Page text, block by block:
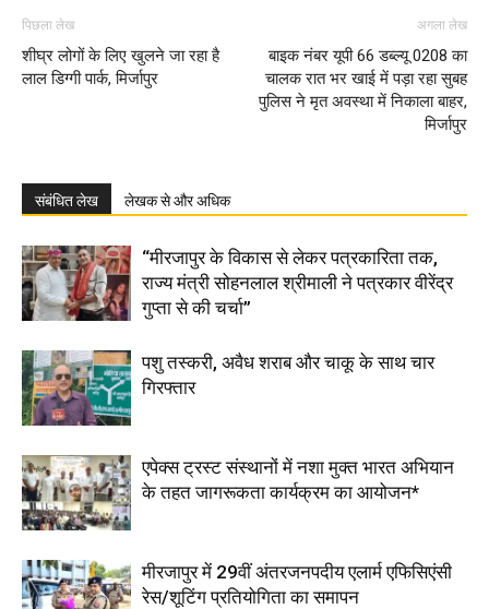
पिछला लेख
शीघ्र लोगों के लिए खुलने जा रहा है
लाल डिग्गी पार्क, मिर्जापुर
अगला लेख
बाइक नंबर यूपी 66 डब्ल्यू 0208 का
चालक रात भर खाई में पड़ा रहा सुबह
पुलिस ने मृत अवस्था में निकाला बाहर,
मिर्जापुर
संबंधित लेख लेखक से और अधिक
“मीरजापुर के विकास से लेकर पत्रकारिता तक,
राज्य मंत्री सोहनलाल श्रीमाली ने पत्रकार वीरेंद्र
गुप्ता से की चर्चा”
पशु तस्करी, अवैध शराब और चाकू के साथ चार
गिरफ्तार
एपेक्स ट्रस्ट संस्थानों में नशा मुक्त भारत अभियान
के तहत जागरूकता कार्यक्रम का आयोजन*
मीरजापुर में 29वीं अंतरजनपदीय एलार्म एफिसिएंसी
रेस/शूटिंग प्रतियोगिता का समापन